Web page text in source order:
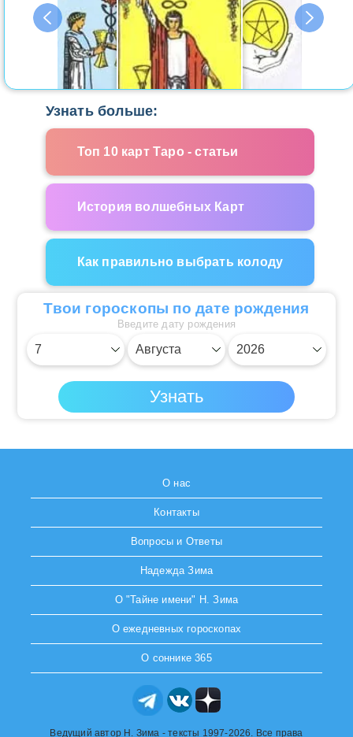
Узнать больше:
Топ 10 карт Таро - статьи
История волшебных Карт
Как правильно выбрать колоду
Твои гороскопы по дате рождения
Введите дату рождения
О нас
Контакты
Вопросы и Ответы
Надежда Зима
О "Тайне имени" Н. Зима
О ежедневных гороскопах
О соннике 365
Ведущий автор Н. Зима - тексты 1997-2026. Все права